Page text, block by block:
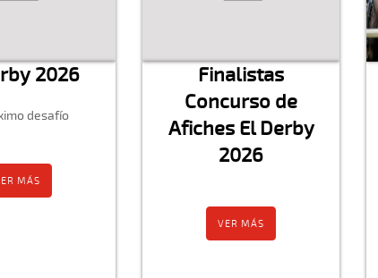
2026
desafío
MÁS
Finalistas
Concurso de
Afiches El Derby
2026
VER MÁS